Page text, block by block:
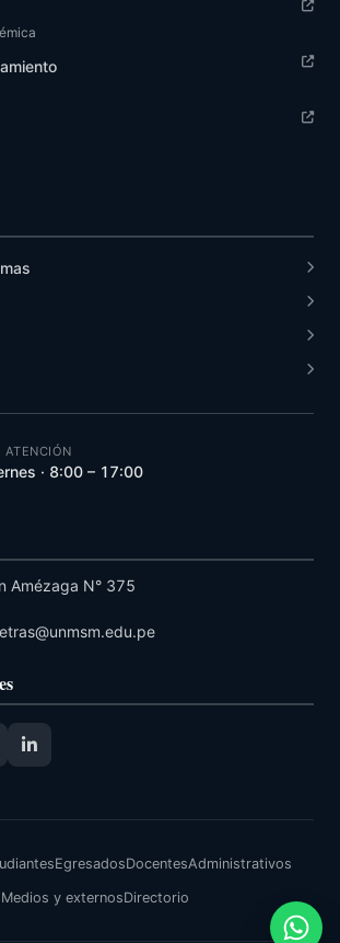
ATENCIÓN
· 8:00 – 17:00
Amézaga N° 375
EgresadosDocentesAdministrativos
Medios y externosDirectorio